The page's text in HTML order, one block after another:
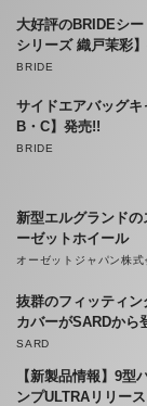
大好評のBRIDEシ
シリーズ 織戸茉彩】
BRIDE
サイドエアバッグ
B・C】発売!!
BRIDE
新型エルグランド
ーゼットホイール
オーゼットジャパン株式
抜群のフィッティン
カバーがSARDから
SARD
【新製品情報】9型
ンプULTRAリリー